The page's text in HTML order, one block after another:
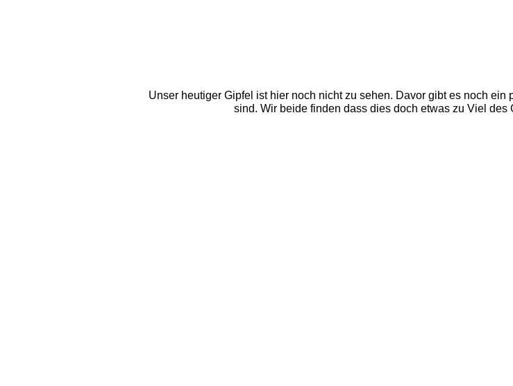
Unser heutiger Gipfel ist hier noch nicht zu sehen. Davor gibt es noch ein
sind. Wir beide finden dass dies doch etwas zu Viel des